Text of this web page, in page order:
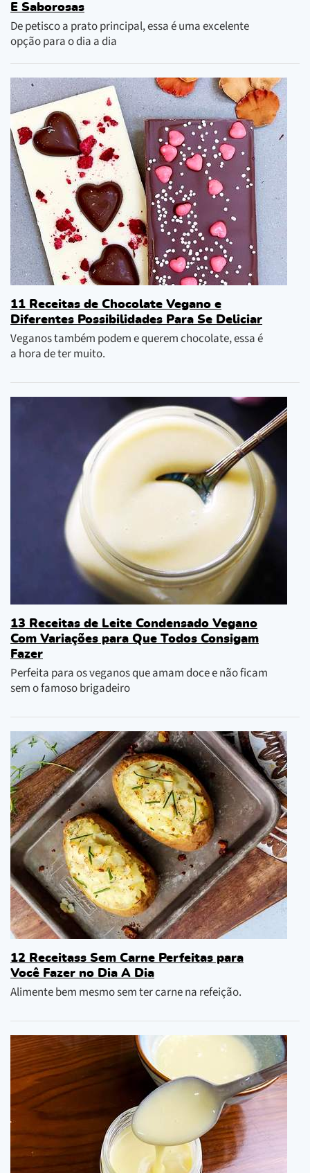
E Saborosas
De petisco a prato principal, essa é uma excelente
opção para o dia a dia
11 Receitas de Chocolate Vegano e
Diferentes Possibilidades Para Se Deliciar
Veganos também podem e querem chocolate, essa é
a hora de ter muito.
13 Receitas de Leite Condensado Vegano
Com Variações para Que Todos Consigam
Fazer
Perfeita para os veganos que amam doce e não ficam
sem o famoso brigadeiro
12 Receitass Sem Carne Perfeitas para
Você Fazer no Dia A Dia
Alimente bem mesmo sem ter carne na refeição.